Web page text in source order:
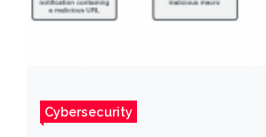
Cybersecurity